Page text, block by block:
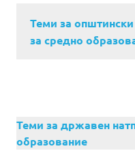
Теми за
за средно
Теми за државен
образование